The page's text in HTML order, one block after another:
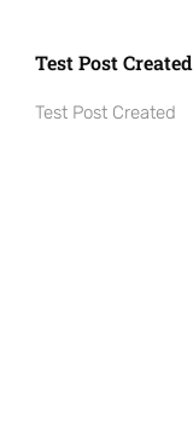
Test Post Created
Test Post Created